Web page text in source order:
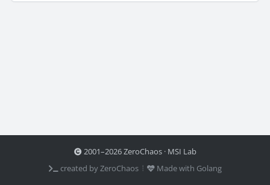
2001–2026 ZeroChaos · MSI Lab
created by ZeroChaos ⦙
Made with Golang